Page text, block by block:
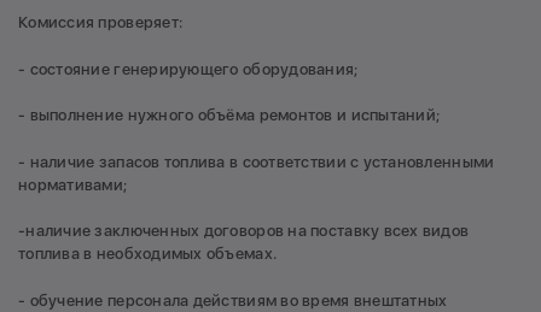
Комиссия проверяет:
- состояние генерирующего оборудования;
- выполнение нужного объёма ремонтов и испытаний;
- наличие запасов топлива в соответствии с установленными
нормативами;
-наличие заключенных договоров на поставку всех видов
топлива в необходимых объемах.
- обучение персонала действиям во время внештатных